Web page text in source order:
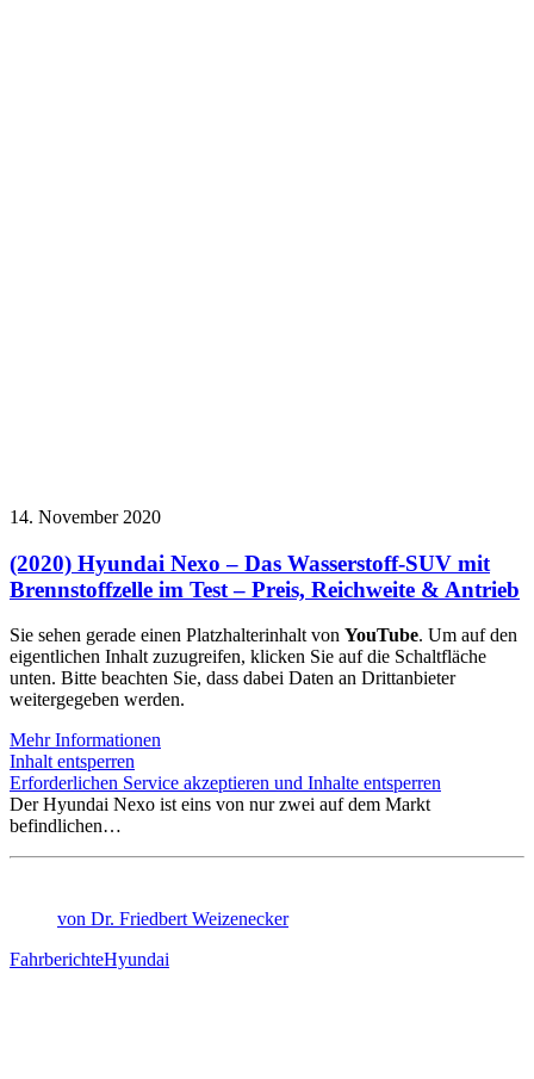
14. November 2020
(2020) Hyundai Nexo – Das Wasserstoff-SUV mit
Brennstoffzelle im Test – Preis, Reichweite & Antrieb
Sie sehen gerade einen Platzhalterinhalt von YouTube. Um auf den
eigentlichen Inhalt zuzugreifen, klicken Sie auf die Schaltfläche
unten. Bitte beachten Sie, dass dabei Daten an Drittanbieter
weitergegeben werden.
Mehr Informationen
Inhalt entsperren
Erforderlichen Service akzeptieren und Inhalte entsperren
Der Hyundai Nexo ist eins von nur zwei auf dem Markt
befindlichen…
von Dr. Friedbert Weizenecker
FahrberichteHyundai